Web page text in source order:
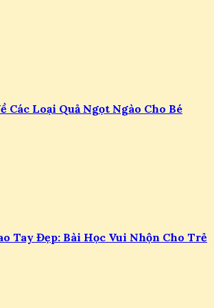
Các Loại Quả Ngọt Ngào Cho Bé
Tay Đẹp: Bài Học Vui Nhộn Cho Trẻ